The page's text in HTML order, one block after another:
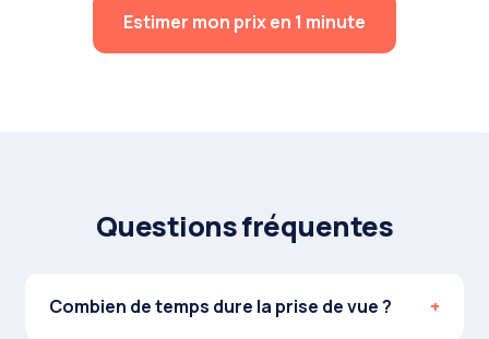
Estimer mon prix en 1 minute
Questions fréquentes
Combien de temps dure la prise de vue ?